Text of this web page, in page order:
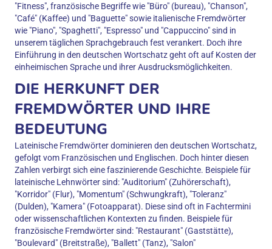
"Fitness", französische Begriffe wie "Büro" (bureau), "Chanson",
"Café" (Kaffee) und "Baguette" sowie italienische Fremdwörter
wie "Piano", "Spaghetti", "Espresso" und "Cappuccino" sind in
unserem täglichen Sprachgebrauch fest verankert. Doch ihre
Einführung in den deutschen Wortschatz geht oft auf Kosten der
einheimischen Sprache und ihrer Ausdrucksmöglichkeiten.
DIE HERKUNFT DER
FREMDWÖRTER UND IHRE
BEDEUTUNG
Lateinische Fremdwörter dominieren den deutschen Wortschatz,
gefolgt vom Französischen und Englischen. Doch hinter diesen
Zahlen verbirgt sich eine faszinierende Geschichte. Beispiele für
lateinische Lehnwörter sind: "Auditorium" (Zuhörerschaft),
"Korridor" (Flur), "Momentum" (Schwungkraft), "Toleranz"
(Dulden), "Kamera" (Fotoapparat). Diese sind oft in Fachtermini
oder wissenschaftlichen Kontexten zu finden. Beispiele für
französische Fremdwörter sind: "Restaurant" (Gaststätte),
"Boulevard" (Breitstraße), "Ballett" (Tanz), "Salon"